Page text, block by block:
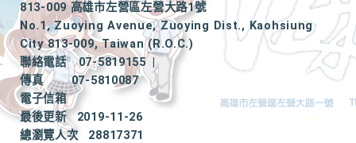
813-009 高雄市左營區左營大路1號
No.1, Zuoying Avenue, Zuoying Dist., Kaohsiung
City 813-009, Taiwan (R.O.C.)
聯絡電話
07-5819155
|
傳真
07-5810087
電子信箱
最後更新
2019-11-26
總瀏覽人次
28817371